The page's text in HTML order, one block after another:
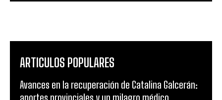
ARTICULOS POPULARES
Avances en la recuperación de Catalina Galcerán:
aportes provinciales y un milagro médico